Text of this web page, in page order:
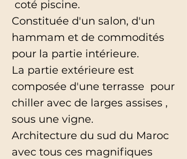
coté piscine.
Constituée d'un salon, d'un
hammam et de commodités
pour la partie intérieure.
La partie extérieure est
composée d'une terrasse pour
chiller avec de larges assises ,
sous une vigne.
Architecture du sud du Maroc
avec tous ces magnifiques